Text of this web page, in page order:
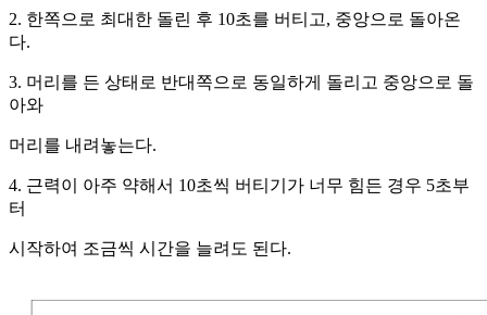
2. 한쪽으로 최대한 돌린 후 10초를 버티고, 중앙으로 돌아온
다.
3. 머리를 든 상태로 반대쪽으로 동일하게 돌리고 중앙으로 돌
아와
머리를 내려놓는다.
4. 근력이 아주 약해서 10초씩 버티기가 너무 힘든 경우 5초부
터
시작하여 조금씩 시간을 늘려도 된다.